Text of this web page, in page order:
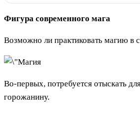
Фигура современного мага
Возможно ли практиковать магию в
Во-первых, потребуется отыскать
горожанину.